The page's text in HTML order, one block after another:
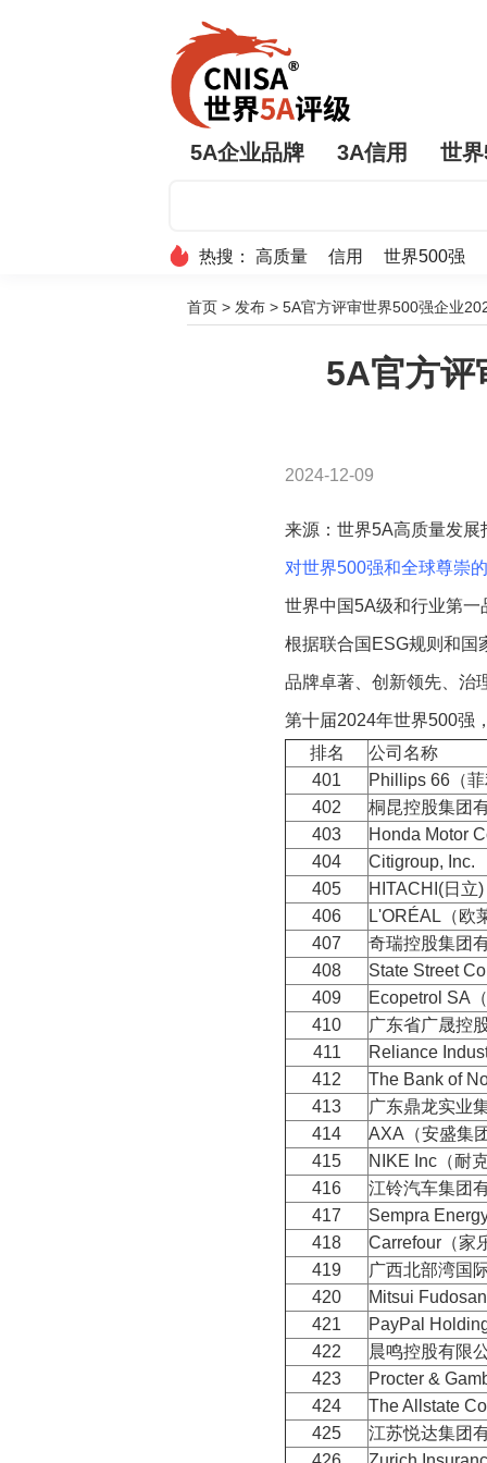
5A企业品牌 3A信用 世
热搜： 高质量 信用 世界500强
首页 > 发布 > 5A官方评审世界500强企业
5A官方评
2024-12-09
来源：世界5A高质量发展
对世界500强和全球尊崇
世界中国5A级和行业第
根据联合国ESG规则和国
品牌卓著、创新领先、治
第十届2024年世界500强
排名
公司名称
401
Phillips 66（
402
桐昆控股集团
403
Honda Motor
404
Citigroup, Inc.
405
HITACHI(日立)
406
L'ORÉAL（欧
407
奇瑞控股集团
408
State Street
409
Ecopetrol SA
410
广东省广晟控
411
Reliance
412
The Bank of
413
广东鼎龙实业
414
AXA（安盛集
415
NIKE Inc（耐
416
江铃汽车集团
417
Sempra
418
Carrefour（家
419
广西北部湾国
420
Mitsui
421
PayPal
422
晨鸣控股有限
423
Procter &
424
The Allstate
425
江苏悦达集团